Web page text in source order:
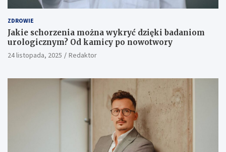
ZDROWIE
Jakie schorzenia można wykryć dzięki badaniom
urologicznym? Od kamicy po nowotwory
24 listopada, 2025 Redaktor